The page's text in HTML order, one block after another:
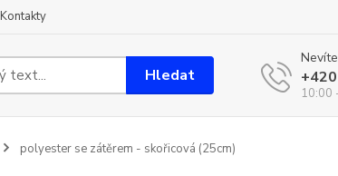
Kontakty
Hledat
10:00
polyester se zátěrem - skořicová (25cm)